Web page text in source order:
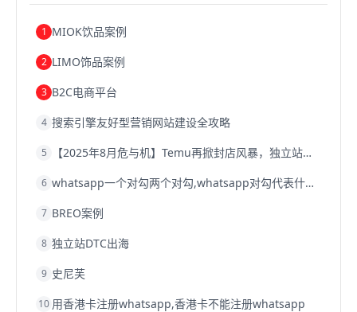
浙江跨境电商宁波跨境电商跨境电商的模式
跨境电商优势跨境电商的优势
1 MIOK饮品案例
2 LIMO饰品案例
3 B2C电商平台
4 搜索引擎友好型营销网站建设全攻略
5 【2025年8月危与机】Temu再掀封店风暴，独立站才是跨境卖家的避险通道
6 whatsapp一个对勾两个对勾,whatsapp对勾代表什么意思
7 BREO案例
8 独立站DTC出海
9 史尼芙
10 用香港卡注册whatsapp,香港卡不能注册whatsapp